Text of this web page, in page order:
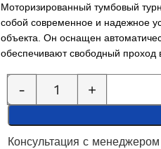
Моторизированный тумбовый
собой современное и надежное
объекта. Он оснащен
обеспечивают свободный проход
Консультация с менеджером